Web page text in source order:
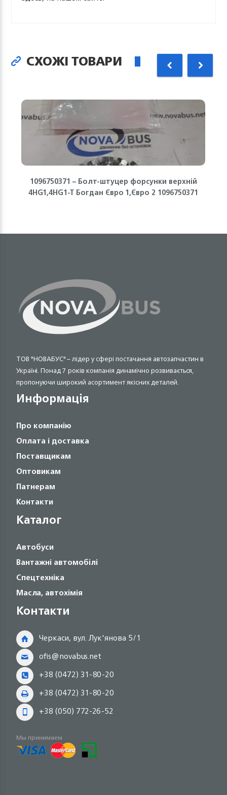
СХОЖІ ТОВАРИ
1096750371 – Болт-штуцер форсунки верхній
4HG1,4HG1-T Богдан Євро 1,Євро 2 1096750371
ТОВ "НОВАБУС" – лідер у сфері постачання автозапчастин в
Україні. Понад 7 років компанія динамічно розвивається,
пропонуючи широкий асортимент якісних деталей.
Информація
Про компанію
Оплата і доставка
Поставщикам
Оптовикам
Патнерам
Контакти
Каталог
Автобуси
Вантажні автомобілі
Спецтехніка
Масла, автохімія
Контакти
Черкаси, вул. Лук'янова 5/1
ofis@novabus.net
+38 (0472) 31-80-20
+38 (0472) 31-80-20
+38 (050) 772-26-52
Мы принимаем